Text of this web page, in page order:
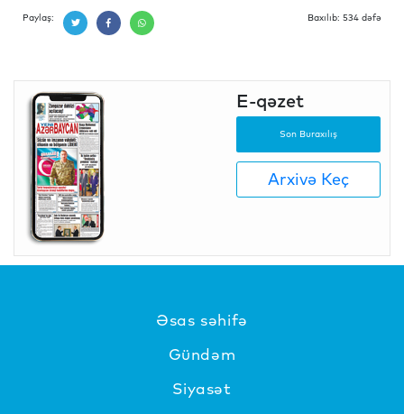
Paylaş: Baxılıb: 534 dəfə
E-qəzet
Son Buraxılış
Arxivə Keç
Əsas səhifə
Gündəm
Siyasət